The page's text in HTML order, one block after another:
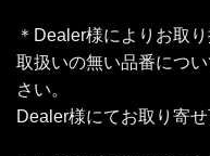
＊Dealer様によりお取
取扱いの無い品番につ
さい。
Dealer様にてお取り寄せ